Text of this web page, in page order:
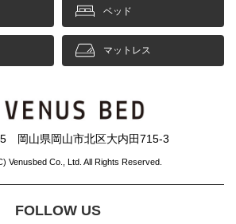
ベッド
マットレス
岡山県岡山市北区大内田715-3
Venusbed Co., Ltd. All Rights Reserved.
FOLLOW US